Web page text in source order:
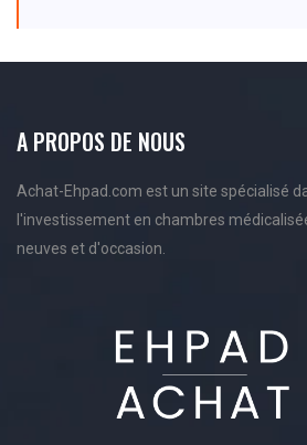
A PROPOS DE NOUS
Achat-Ehpad.com est un site spécialisé
l'investissement en chambres
neuves et d'occasion.